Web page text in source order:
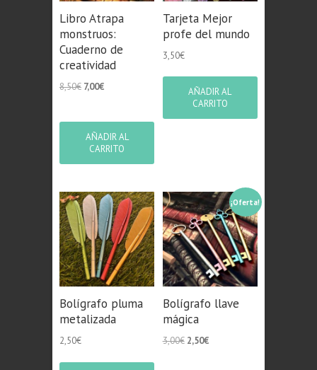
Libro Atrapa
monstruos:
Cuaderno de
creatividad
8,50€ El
8,50€.
7,00€El
7,00€.
AÑADIR AL
CARRITO
Tarjeta Mejor
profe del mundo
3,50€
AÑADIR AL
CARRITO
Bolígrafo pluma
metalizada
2,50€
¡Oferta!
Bolígrafo llave
mágica
3,00€ El
2,50€El